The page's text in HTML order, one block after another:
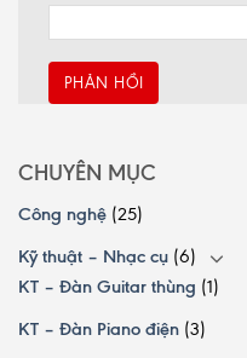
CHUYÊN MỤC
Công nghệ (25)
Kỹ thuật – Nhạc cụ (6)
KT – Đàn Guitar thùng (1)
KT – Đàn Piano điện (3)